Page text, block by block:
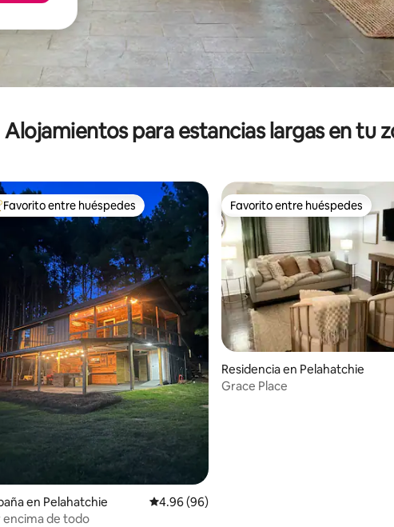
Alojamientos para estancias largas en tu
4.96 de 5; 143 evaluaciones
los mejores en Favorito entre huéspedes
Favorito entre huéspedes
en Pelahatchie Calificación promedio: 4.96 de 5; 96
4.96 (96)
encima de todo
Favorito entre huéspedes
Favorito entre huéspedes
Residencia en Pelahatchie
Grace Place